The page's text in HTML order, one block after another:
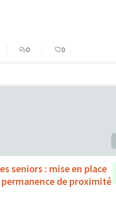
0 0
seniors : mise en place
de proximité